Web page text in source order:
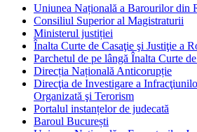
Uniunea Națională a Barourilor din
Consiliul Superior al Magistraturii
Ministerul justiției
Înalta Curte de Casaţie şi Justiţie a
Parchetul de pe lângă Înalta Curte
Direcția Națională Anticorupție
Direcţia de Investigare a
Organizată şi Terorism
Portalul instanțelor de judecată
Baroul București